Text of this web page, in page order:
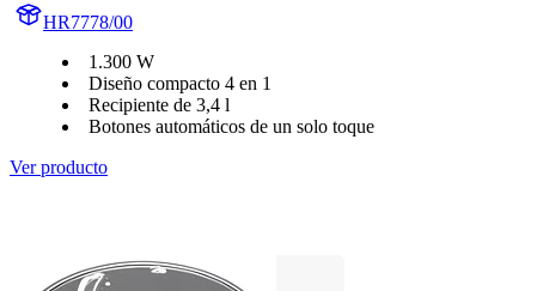
HR7778/00
1.300 W
Diseño compacto 4 en 1
Recipiente de 3,4 l
Botones automáticos de un solo toque
Ver producto